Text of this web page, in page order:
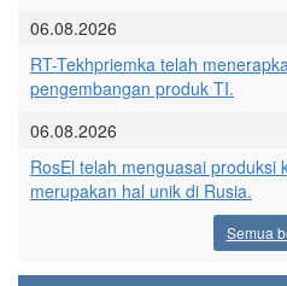
06.08.2026
RT-Tekhpriemka telah
pengembangan produk TI.
06.08.2026
RosEl telah menguasai produksi
merupakan hal unik di Rusia.
Semua